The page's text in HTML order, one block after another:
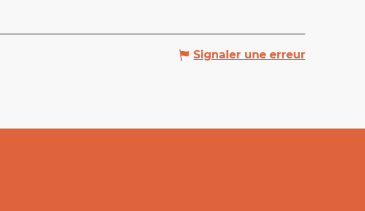
Signaler une erreur